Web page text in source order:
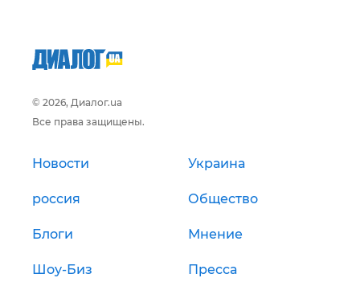
© 2026, Диалог.ua
Все права защищены.
Новости Украина
россия Общество
Блоги Мнение
Шоу-Биз Пресса